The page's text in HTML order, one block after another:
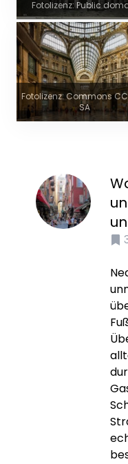
Fotolizenz: Public
Fotolizenz: Commons
SA